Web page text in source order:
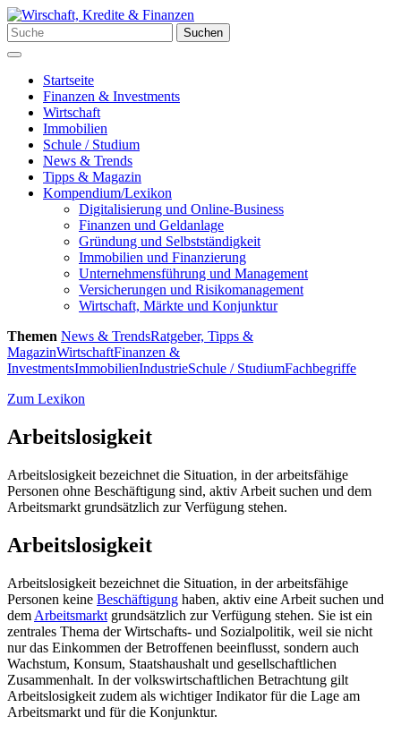
Zum
Inhalt
springen
Suchen
nach:
Suchen
Menü
Startseite
Finanzen & Investments
Wirtschaft
Immobilien
Schule / Studium
News & Trends
Tipps & Magazin
Kompendium/Lexikon
Digitalisierung und Online-Business
Finanzen und Geldanlage
Gründung und Selbstständigkeit
Immobilien und Finanzierung
Unternehmensführung und Management
Versicherungen und Risikomanagement
Wirtschaft, Märkte und Konjunktur
Themen News & TrendsRatgeber, Tipps &
MagazinWirtschaftFinanzen &
InvestmentsImmobilienIndustrieSchule / StudiumFachbegriffe
Zum Lexikon
Arbeitslosigkeit
Arbeitslosigkeit bezeichnet die Situation, in der arbeitsfähige
Personen ohne Beschäftigung sind, aktiv Arbeit suchen und dem
Arbeitsmarkt grundsätzlich zur Verfügung stehen.
Arbeitslosigkeit
Arbeitslosigkeit bezeichnet die Situation, in der arbeitsfähige
Personen keine Beschäftigung haben, aktiv eine Arbeit suchen und
dem Arbeitsmarkt grundsätzlich zur Verfügung stehen. Sie ist ein
zentrales Thema der Wirtschafts- und Sozialpolitik, weil sie nicht
nur das Einkommen der Betroffenen beeinflusst, sondern auch
Wachstum, Konsum, Staatshaushalt und gesellschaftlichen
Zusammenhalt. In der volkswirtschaftlichen Betrachtung gilt
Arbeitslosigkeit zudem als wichtiger Indikator für die Lage am
Arbeitsmarkt und für die Konjunktur.